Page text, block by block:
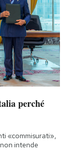
perché
«commisurati»,
intende